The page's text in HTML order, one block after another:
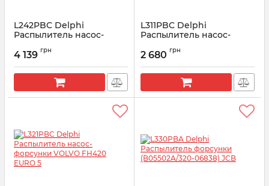
L242PBC Delphi
Распылитель насос-
Артикул:
4 139 грн
L311PBC Delphi
Распылитель насос-
Артикул: L311PBC
2 680 грн